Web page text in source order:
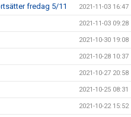
fredag 5/11 2021-11-03 16:47
2021-11-03 09:28
2021-10-30 19:08
2021-10-28 10:37
2021-10-27 20:58
2021-10-25 08:31
2021-10-22 15:52